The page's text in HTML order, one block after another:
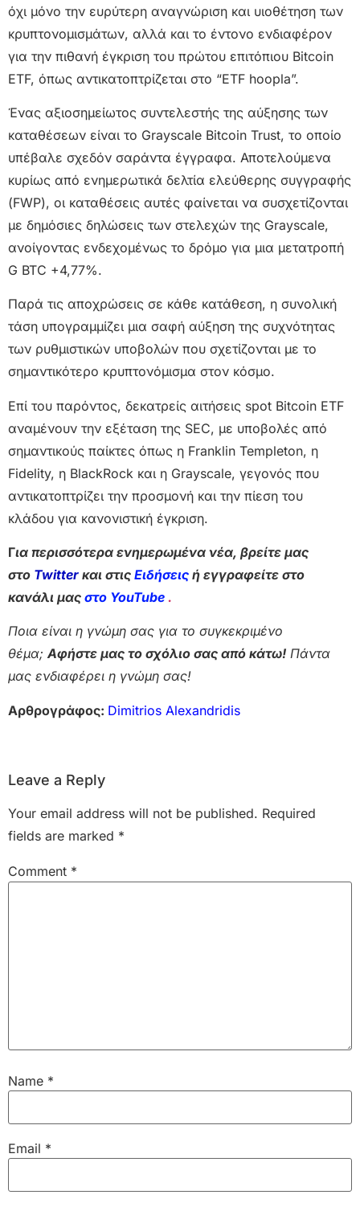
όχι μόνο την ευρύτερη αναγνώριση και υιοθέτηση των
κρυπτονομισμάτων, αλλά και το έντονο ενδιαφέρον
για την πιθανή έγκριση του πρώτου επιτόπιου Bitcoin
ETF, όπως αντικατοπτρίζεται στο “ETF hoopla”.
Ένας αξιοσημείωτος συντελεστής της αύξησης των
καταθέσεων είναι το Grayscale Bitcoin Trust, το οποίο
υπέβαλε σχεδόν σαράντα έγγραφα. Αποτελούμενα
κυρίως από ενημερωτικά δελτία ελεύθερης συγγραφής
(FWP), οι καταθέσεις αυτές φαίνεται να συσχετίζονται
με δημόσιες δηλώσεις των στελεχών της Grayscale,
ανοίγοντας ενδεχομένως το δρόμο για μια μετατροπή
G BTC +4,77%.
Παρά τις αποχρώσεις σε κάθε κατάθεση, η συνολική
τάση υπογραμμίζει μια σαφή αύξηση της συχνότητας
των ρυθμιστικών υποβολών που σχετίζονται με το
σημαντικότερο κρυπτονόμισμα στον κόσμο.
Επί του παρόντος, δεκατρείς αιτήσεις spot Bitcoin ETF
αναμένουν την εξέταση της SEC, με υποβολές από
σημαντικούς παίκτες όπως η Franklin Templeton, η
Fidelity, η BlackRock και η Grayscale, γεγονός που
αντικατοπτρίζει την προσμονή και την πίεση του
κλάδου για κανονιστική έγκριση.
Για περισσότερα ενημερωμένα νέα, βρείτε μας
στο Twitter και στις Ειδήσεις ή εγγραφείτε στο
κανάλι μας στο YouTube .
Ποια είναι η γνώμη σας για το συγκεκριμένο
θέμα;Αφήστε μας το σχόλιο σας από κάτω! Πάντα
μας ενδιαφέρει η γνώμη σας!
Αρθρογράφος: Dimitrios Alexandridis
Leave a Reply
Your email address will not be published. Required
fields are marked *
Comment *
Name *
Email *